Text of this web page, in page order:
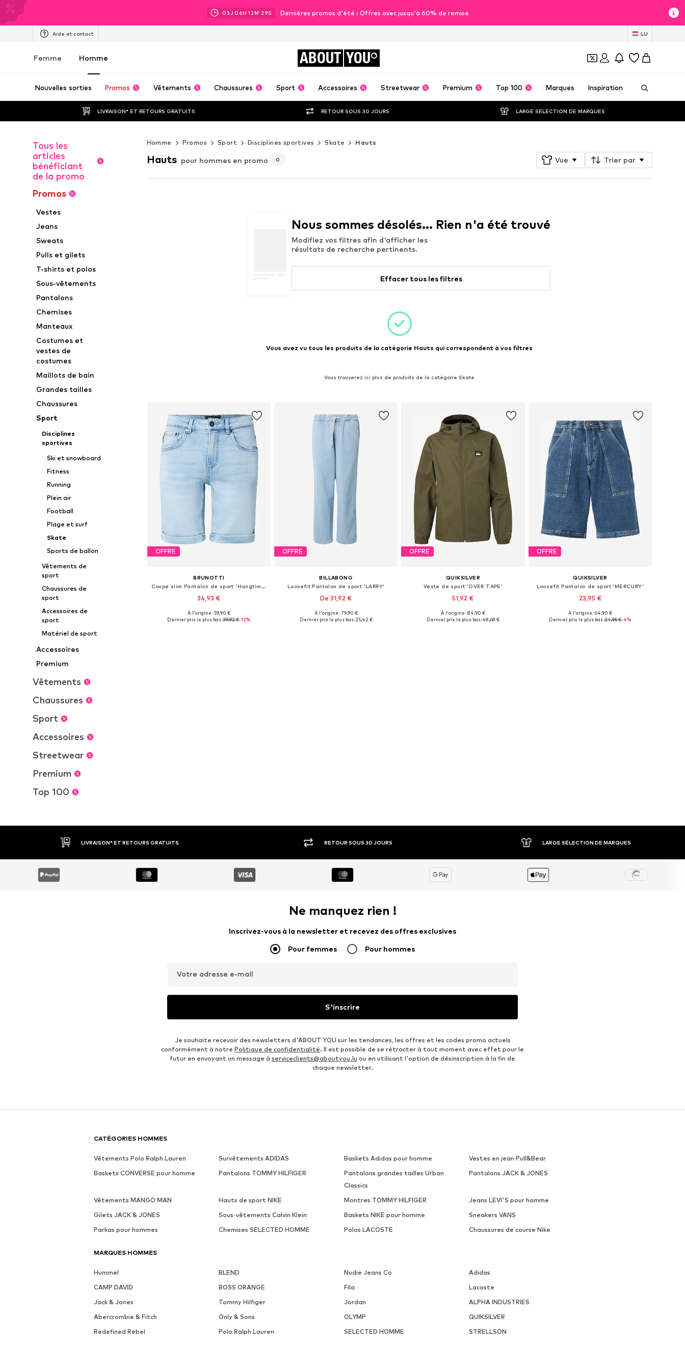
03J 06H 12M 28S Dernières promos d'été : Offres avec jusqu'à 60% de remise
Aide et contact LU
Femme Homme ABOUT YOU
Nouvelles sorties Promos Vêtements Chaussures Sport Accessoires Streetwear Premium Top 100 Marques Inspiration
LIVRAISON* ET RETOURS GRATUITS RETOUR SOUS 30 JOURS LARGE SÉLECTION DE MARQUES
Tous les
articles
bénéficiant
de la promo
Promos
Vestes
Jeans
Sweats
Pulls et gilets
T-shirts et polos
Sous-vêtements
Pantalons
Chemises
Manteaux
Costumes et
vestes de
costumes
Maillots de bain
Grandes tailles
Chaussures
Sport
Disciplines
sportives
Ski et snowboard
Fitness
Running
Plein air
Football
Plage et surf
Skate
Sports de ballon
Vêtements de
sport
Chaussures de
sport
Accessoires de
sport
Matériel de sport
Accessoires
Premium
Vêtements
Chaussures
Sport
Accessoires
Streetwear
Premium
Top 100
Homme Promos Sport Disciplines sportives Skate Hauts
Hauts pour hommes en promo 0 Vue Trier par
Nous sommes désolés... Rien n'a été trouvé
Modifiez vos filtres afin d'afficher les
résultats de recherche pertinents.
Effacer tous les filtres
Vous avez vu tous les produits de la catégorie Hauts qui correspondent à vos filtres
Vous trouverez ici plus de produits de la catégorie Skate
OFFRE
BRUNOTTI
Coupe slim Pantalon de sport 'Hangtime'
34,93 €
Tailles disponibles: M, L
À l'origine : 59,90 €
Dernier prix le plus bas :39,92 €-12%
OFFRE
BILLABONG
Loosefit Pantalon de sport 'LARRY'
De 31,92 €
Tailles disponibles: M, L
À l'origine : 79,90 €
Dernier prix le plus bas :25,42 €
OFFRE
QUIKSILVER
Veste de sport 'OVER TAPE'
51,92 €
Tailles disponibles: XL
À l'origine : 84,90 €
Dernier prix le plus bas :48,68 €
OFFRE
QUIKSILVER
Loosefit Pantalon de sport 'MERCURY'
23,95 €
Tailles disponibles: XS, S, S
À l'origine : 64,90 €
Dernier prix le plus bas :24,95 €-4%
LIVRAISON* ET RETOURS GRATUITS RETOUR SOUS 30 JOURS LARGE SÉLECTION DE MARQUES
Ne manquez rien !
Inscrivez-vous à la newsletter et recevez des offres exclusives
Pour femmes Pour hommes
Votre adresse e-mail
S'inscrire
Je souhaite recevoir des newsletters d'ABOUT YOU sur les tendances, les offres et les codes promo actuels
conformément à notre Politique de confidentialité. Il est possible de se rétracter à tout moment avec effet pour le
futur en envoyant un message à serviceclients@aboutyou.lu ou en utilisant l'option de désinscription à la fin de
chaque newsletter.
CATÉGORIES HOMMES
Vêtements Polo Ralph Lauren Survêtements ADIDAS Baskets Adidas pour homme
Vestes en jean Pull&Bear
Baskets CONVERSE pour homme
Pantalons TOMMY HILFIGER
Pantalons grandes tailles Urban
Classics
Pantalons JACK & JONES
Vêtements MANGO MAN Hauts de sport NIKE Montres TOMMY HILFIGER
Jeans LEVI'S pour homme
Gilets JACK & JONES
Sous-vêtements Calvin Klein Baskets NIKE pour homme
Sneakers VANS
Parkas pour hommes
Chemises SELECTED HOMME Polos LACOSTE Chaussures de course Nike
MARQUES HOMMES
Hummel BLEND Nudie Jeans Co
Adidas
CAMP DAVID
BOSS ORANGE Fila
Lacoste
Jack & Jones
Tommy Hilfiger Jordan
ALPHA INDUSTRIES
Abercrombie & Fitch
Only & Sons OLYMP
QUIKSILVER
Redefined Rebel
Polo Ralph Lauren SELECTED HOMME STRELLSON